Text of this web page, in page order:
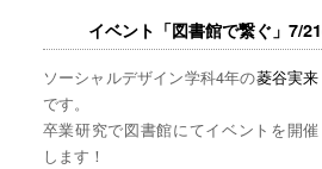
イベント「図書館で繋ぐ」7/
ソーシャルデザイン学科4年の菱谷実来
です。
卒業研究で図書館にてイベントを開催
します！